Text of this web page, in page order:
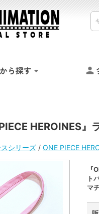
ら探す
HEROINES
シリーズ / ONE PIECE
『
ト
マ